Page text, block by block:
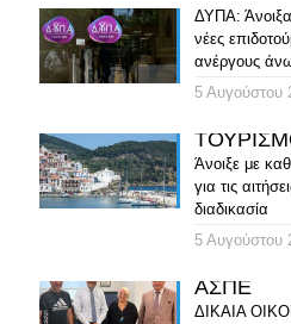
ΔΥΠΑ:
νέες
ανέργους
5 Αυγούστου
Άνοιξε με
για τις
διαδικασία
5 Αυγούστου
ΑΣΠΕ
ΔΙΚΑΙΑ